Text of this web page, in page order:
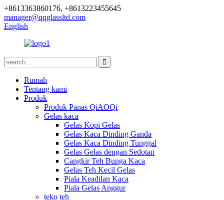
+8613363860176, +8613223455645
manager@qqglassltd.com
English
Rumah
Tentang kami
Produk
Produk Panas QiAOQi
Gelas kaca
Gelas Kopi Gelas
Gelas Kaca Dinding Ganda
Gelas Kaca Dinding Tunggal
Gelas Gelas dengan Sedotan
Cangkir Teh Bunga Kaca
Gelas Teh Kecil Gelas
Piala Keadilan Kaca
Piala Gelas Anggur
teko teh